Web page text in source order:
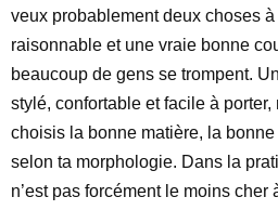
veux probablement deux choses
raisonnable et une vraie bonne
beaucoup de gens se trompent.
stylé, confortable et facile à
choisis la bonne matière, la
selon ta morphologie. Dans la
n’est pas forcément le moins cher